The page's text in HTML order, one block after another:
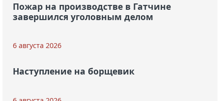
Пожар на производстве в Гатчине
завершился уголовным делом
6 августа 2026
Наступление на борщевик